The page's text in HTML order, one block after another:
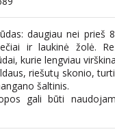
daugiau nei prieš
ir laukinė žolė.
kurie lengviau
riešutų skonio,
šaltinis.
gali būti